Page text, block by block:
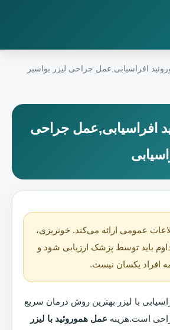
افراسیابی,عمل جراحی لیزر بواسیر
افراسیابی,عمل جراحی
عمومی ارائه می‌کند. خونریزی،
باید توسط پزشک ارزیابی شود و
افراد یکسان نیست.
با لیزر بهترین روش درمان سریع
است.هزینه عمل هموروئید با لیزر